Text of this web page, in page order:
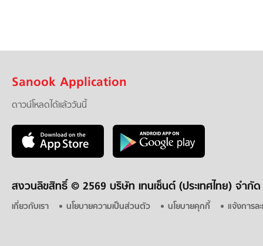
Sanook Application
ดาวน์โหลดได้แล้ววันนี้
สงวนลิขสิทธิ์ © 2569 บริษัท เทนเซ็นต์ (ประเทศไทย) จำกัด
เกี่ยวกับเรา นโยบายความเป็นส่วนตัว นโยบายคุกกี้ แจ้งการล